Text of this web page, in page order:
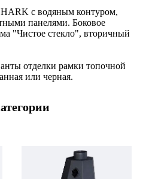
с водяным контуром,
панелями. Боковое
"Чистое стекло", вторичный
отделки рамки топочной
или черная.